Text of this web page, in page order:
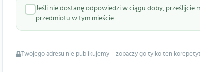
Jeśli nie dostanę odpowiedzi w ciągu doby,
przedmiotu w tym mieście.
Twojego adresu nie publikujemy – zobaczy go tylko ten